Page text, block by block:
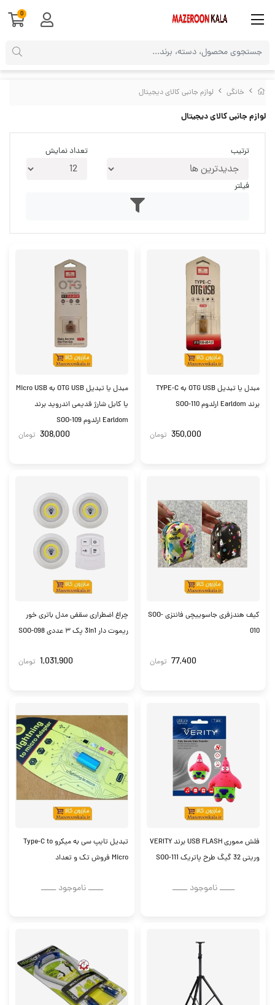
خانگی لوازم جانبی کالای دیجیتال
لوازم جانبی کالای دیجیتال
ترتیب تعداد نمایش
فیلتر
مبدل یا تبدیل OTG USB به TYPE-C
برند Earldom ارلدوم SOO-110
350,000 تومان
مبدل یا تبدیل OTG USB به Micro USB
یا کابل شارژ قدیمی اندروید برند
Earldom ارلدوم SOO-109
308,000 تومان
کیف هندزفری جاسوییچی فانتزی SOO-
010
77,400 تومان
چراغ اضطراری سقفی مدل باتری خور
ریموت دار 3in1 پک ۳ عددی SOO-098
1,031,900 تومان
فلش مموری USB FLASH برند VERITY
وریتی 32 گیگ طرح پاتریک SOO-111
ــــــ ناموجود ــــــ
تبدیل تایپ سی به میکرو Type-C to
Micro فروش تک و تعداد
ــــــ ناموجود ــــــ
0